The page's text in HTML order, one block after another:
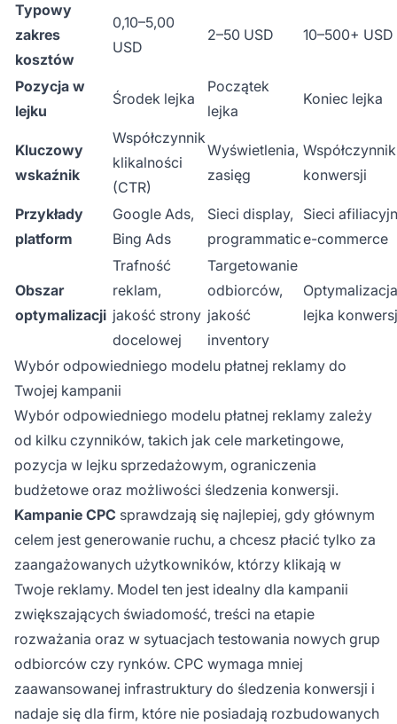
Typowy
zakres
kosztów
0,10–5,00
USD
2–50 USD 10–500+ USD
Pozycja w
lejku
Środek lejka
Początek
lejka
Koniec lejka
Kluczowy
wskaźnik
Współczynnik
klikalności
(CTR)
Wyświetlenia,
zasięg
Współczynnik
konwersji
Przykłady
platform
Google Ads,
Bing Ads
Sieci display,
programmatic
Sieci
e-commerce
Obszar
optymalizacji
Trafność
reklam,
jakość strony
docelowej
Targetowanie
odbiorców,
jakość
inventory
Optymalizacja
lejka
Wybór odpowiedniego modelu płatnej reklamy do
Twojej kampanii
Wybór odpowiedniego modelu płatnej reklamy zależy
od kilku czynników, takich jak cele marketingowe,
pozycja w lejku sprzedażowym, ograniczenia
budżetowe oraz możliwości śledzenia konwersji.
Kampanie CPC sprawdzają się najlepiej, gdy głównym
celem jest generowanie ruchu, a chcesz płacić tylko za
zaangażowanych użytkowników, którzy klikają w
Twoje reklamy. Model ten jest idealny dla kampanii
zwiększających świadomość, treści na etapie
rozważania oraz w sytuacjach testowania nowych grup
odbiorców czy rynków. CPC wymaga mniej
zaawansowanej infrastruktury do śledzenia konwersji i
nadaje się dla firm, które nie posiadają rozbudowanych